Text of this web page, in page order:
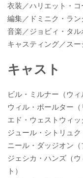
衣装／ハリエット・コ
編集／ドミニク・ラン
音楽／ジョビィ・タル
キャスティング／ス
キャスト
ビル・ミルナー（ウィ
ウィル・ポールター（
エド・ウェストウィッ
ジュール・シトリュク
ニール・ダッジオン（
ジェシカ・ハンズ（
ト）